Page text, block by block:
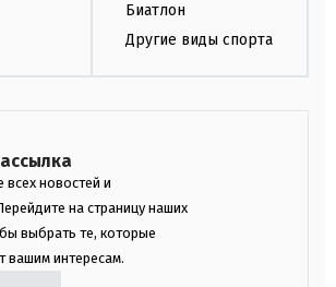
Биатлон
Другие виды спорта
всех новостей и
на страницу наших
выбрать те, которые
вашим интересам.